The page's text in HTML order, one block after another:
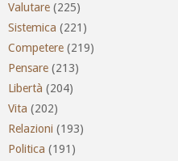
Valutare (225)
Sistemica (221)
Competere (219)
Pensare (213)
Libertà (204)
Vita (202)
Relazioni (193)
Politica (191)